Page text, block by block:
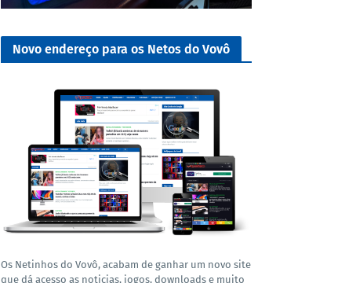
Novo endereço para os Netos do Vovô
Os Netinhos do Vovô, acabam de ganhar um novo site
que dá acesso as noticias, jogos, downloads e muito